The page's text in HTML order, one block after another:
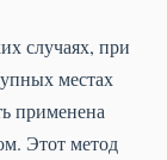
случаях, при
местах
применена
Этот метод